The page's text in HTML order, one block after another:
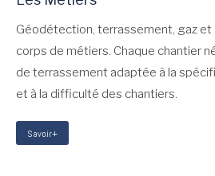
Géodétection, terrassement, gaz
corps de métiers. Chaque chantier
de terrassement adaptée à la
et à la difficulté des chantiers.
Savoir+